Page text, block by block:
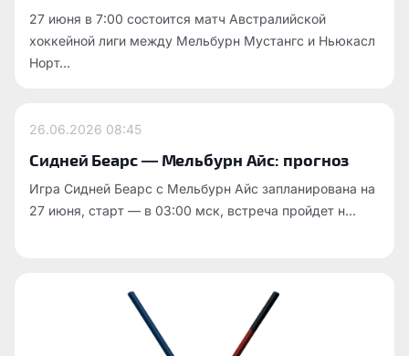
27 июня в 7:00 состоится матч Австралийской
хоккейной лиги между Мельбурн Мустангс и Ньюкасл
Норт...
26.06.2026 08:45
Сидней Беарс — Мельбурн Айс: прогноз
Игра Сидней Беарс с Мельбурн Айс запланирована на
27 июня, старт — в 03:00 мск, встреча пройдет н...